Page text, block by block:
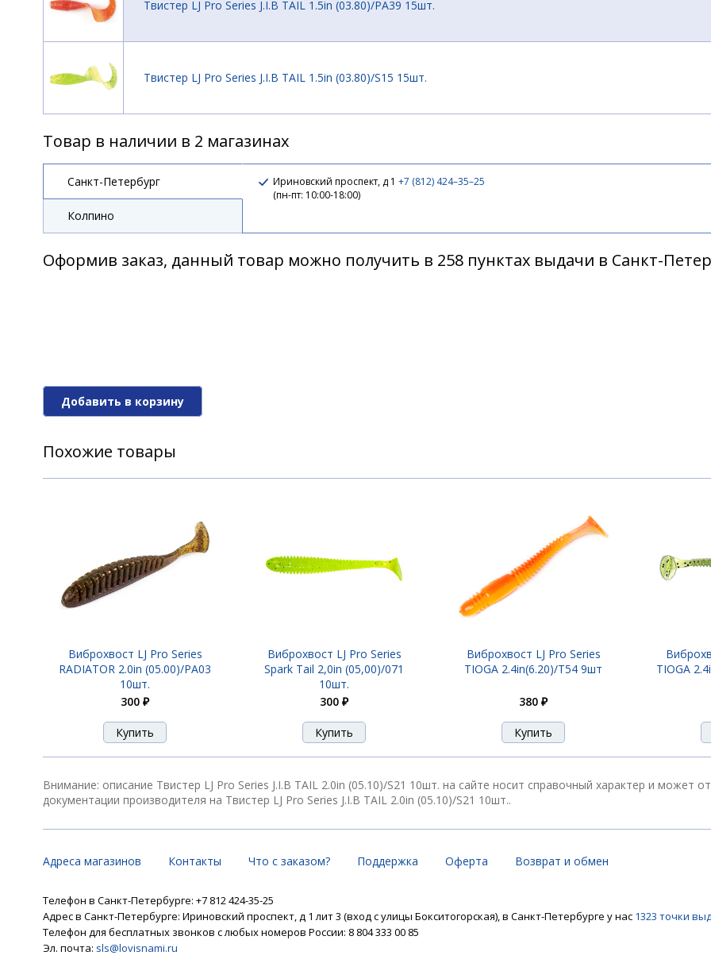
Твистер LJ Pro Series J.I.B TAIL 1.5in (03.80)/PA39 15шт.
Твистер LJ Pro Series J.I.B TAIL 1.5in (03.80)/S15 15шт.
Твистер LJ Pro Series J.I.B TAIL 1.5in (03.80)/S21 15шт.
Твистер LJ Pro Series J.I.B TAIL 1.5in (03.80)/T44 15шт.
Твистер LJ Pro Series J.I.B TAIL 2.0in (05.10)/PA03 10шт.
Твистер LJ Pro Series J.I.B TAIL 2.0in (05.10)/PA39 10шт.
Твистер LJ Pro Series J.I.B TAIL 2.0in (05.10)/S13 10шт.
Твистер LJ Pro Series J.I.B TAIL 2.0in (05.10)/S15 10шт.
Твистер LJ Pro Series J.I.B TAIL 2.0in (05.10)/S21 10шт.
Товар в наличии в 2 магазинах
Санкт-Петербург
Колпино
Ириновский проспект, д 1 +7 (812) 424–35–25
(пн-пт: 10:00-18:00)
Оформив заказ, данный товар можно получить в 258 пунктах выдачи в Санкт-
Добавить в корзину
Похожие товары
Виброхвост LJ Pro Series
RADIATOR 2.0in (05.00)/PA03
10шт.
300 ₽
Виброхвост LJ Pro Series
Spark Tail 2,0in (05,00)/071
10шт.
300 ₽
Виброхвост LJ Pro Series
TIOGA 2.4in(6.20)/T54 9шт
380 ₽
TIOGA
Внимание: описание Твистер LJ Pro Series J.I.B TAIL 2.0in (05.10)/S21 10шт. на сайте носит справочный характер и может
документации производителя на Твистер LJ Pro Series J.I.B TAIL 2.0in (05.10)/S21 10шт..
Адреса магазинов Контакты Что с заказом? Поддержка Оферта Возврат и обмен
Телефон в Санкт-Петербурге: +7 812 424-35-25
Адрес в Санкт-Петербурге: Ириновский проспект, д 1 лит 3 (вход с улицы Бокситогорская), в Санкт-Петербурге у нас 1323 точки
Телефон для бесплатных звонков с любых номеров России: 8 804 333 00 85
Эл. почта: sls@lovisnami.ru